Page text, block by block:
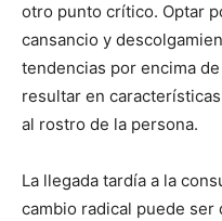
otro punto crítico. Optar
cansancio y
tendencias por encima
resultar en
al rostro de la persona.
La llegada tardía a la
cambio radical puede ser